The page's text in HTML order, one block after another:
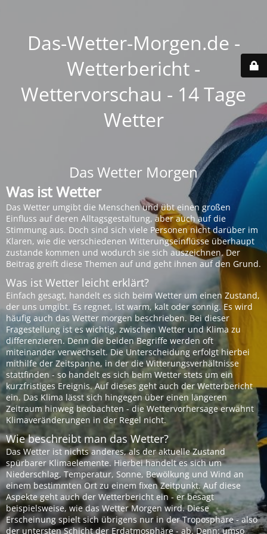
Das-Wetter-Morgen.de -
Wetterbericht -
Wettervorschau - 14 Tage
Wetter
Das Wetter Morgen
Was ist Wetter
Das Wetter umgibt die Menschen und übt einen großen
Einfluss auf deren Alltagsgestaltung, aber auch auf die
Stimmung aus. Doch sind sich viele Personen nicht darüber im
Klaren, wie die verschiedenen Witterungseinflüsse überhaupt
zustande kommen und wodurch sie sich auszeichnen. Der
Beitrag greift diese Themen auf und geht ihnen auf den Grund.
Was ist Wetter leicht erklärt?
Einfach gesagt, handelt es sich beim Wetter um einen Zustand,
der uns umgibt. Es regnet, ist warm, kalt oder sonnig. Es wird
häufig auch das Wetter morgen beschrieben. Bei dieser
Fragestellung ist es wichtig, zwischen Wetter und Klima zu
differenzieren. Denn die beiden Begriffe werden oft
miteinander verwechselt. Die Unterscheidung erfolgt hierbei
mithilfe der Zeitspanne, in der die Witterungsverhältnisse
stattfinden - so handelt es sich beim Wetter stets um ein
kurzfristiges Ereignis. Auf dieses geht auch der Wetterbericht
ein. Das Klima lässt sich hingegen über einen längeren
Zeitraum hinweg beobachten - die Wettervorhersage erwähnt
Klimaveränderungen in der Regel nicht.
Wie beschreibt man das Wetter?
Das Wetter ist nichts anderes, als der aktuelle Zustand
spürbarer Klimaelemente. Hierbei handelt es sich um
Niederschlag, Temperatur, Sonne, Bewölkung und Wind an
einem bestimmten Ort zu einem fixen Zeitpunkt. Auf diese
Aspekte geht auch der Wetterbericht ein - er besagt
beispielsweise, wie das Wetter Morgen wird. Diese
Erscheinung spielt sich übrigens nur in der Troposphäre - also
der untersten Schicht der Erdatmosphäre - ab. Denn: umso